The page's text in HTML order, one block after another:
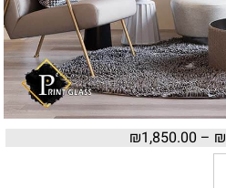
₪
–
₪1,850.00